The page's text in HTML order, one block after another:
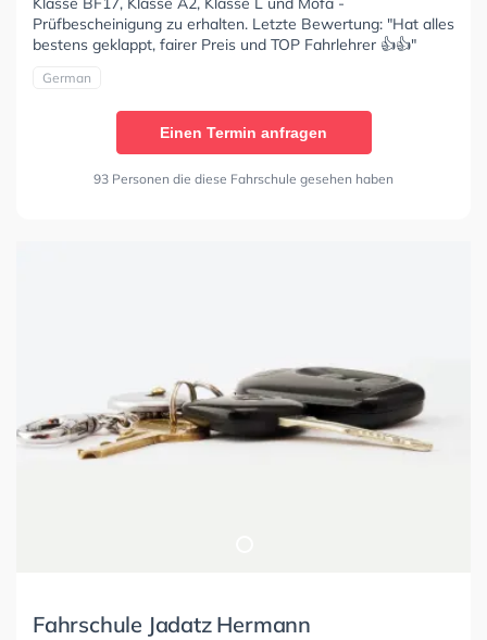
Prüfbescheinigung zu erhalten. Letzte Bewertung: "Hat alles
bestens geklappt, fairer Preis und TOP Fahrlehrer 👍👍"
German
Einen Termin anfragen
93 Personen die diese Fahrschule gesehen haben
Fahrschule Jadatz Hermann